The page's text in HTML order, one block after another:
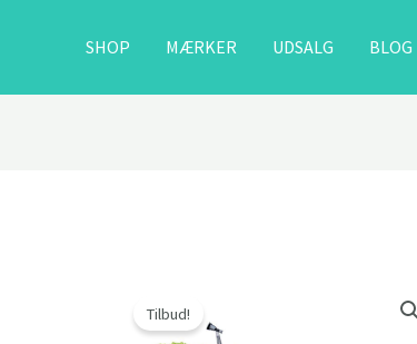
SHOP MÆRKER UDSALG BLOG
Tilbud!